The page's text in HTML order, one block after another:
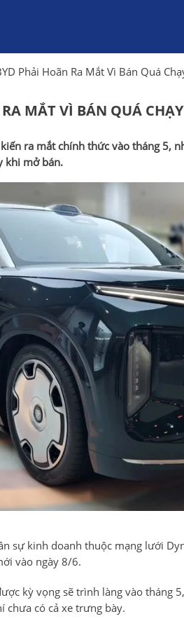
Phải Hoãn Ra Mắt Vì Bán Quá
MẮT VÌ BÁN QUÁ CHẠY
ra mắt chính thức vào tháng 5,
khi mở bán.
sự kinh doanh thuộc mạng lưới
vào ngày 8/6.
kỳ vọng sẽ trình làng vào tháng
chưa có cả xe trưng bày.